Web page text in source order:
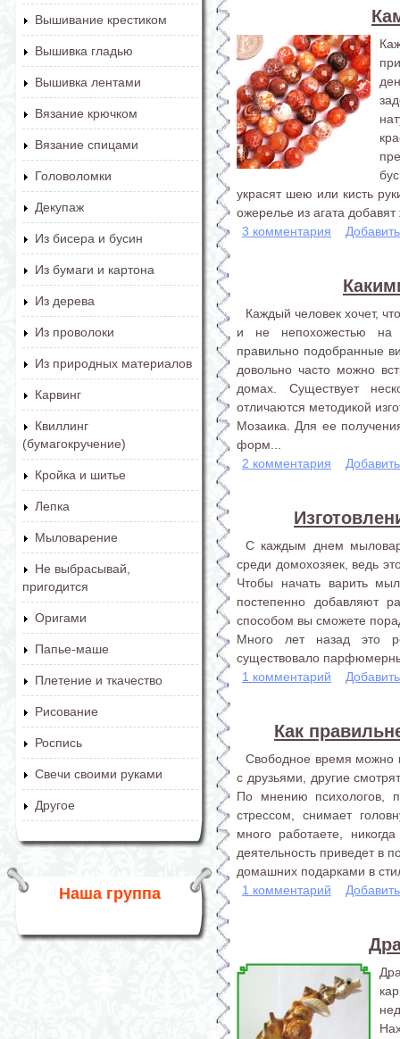
Вышивание крестиком
Вышивка гладью
Вышивка лентами
Вязание крючком
Вязание спицами
Головоломки
Декупаж
Из бисера и бусин
Из бумаги и картона
Из дерева
Из проволоки
Из природных материалов
Карвинг
Квиллинг
(бумагокручение)
Кройка и шитье
Лепка
Мыловарение
Не выбрасывай,
пригодится
Оригами
Папье-маше
Плетение и ткачество
Рисование
Роспись
Свечи своими руками
Другое
Наша группа
украсят шею или кисть
ожерелье из агата
3 комментария
Каждый человек хочет,
и не непохожестью на
правильно подобранные
довольно часто можно
домах. Существует
отличаются методикой
Мозаика. Для ее
форм...
2 комментария
С каждым днем
среди домохозяек, ведь
Чтобы начать варить
постепенно добавляют
способом вы сможете
Много лет назад это
существовало
1 комментарий
Как
Свободное время можно
с друзьями, другие
По мнению психологов,
стрессом, снимает
много работаете,
деятельность приведет в
домашних подарками в
1 комментарий